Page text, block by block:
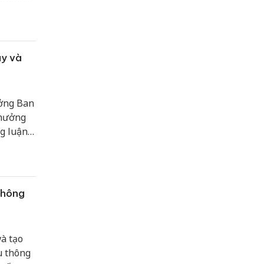
và
Ban
luận
tạo
thông